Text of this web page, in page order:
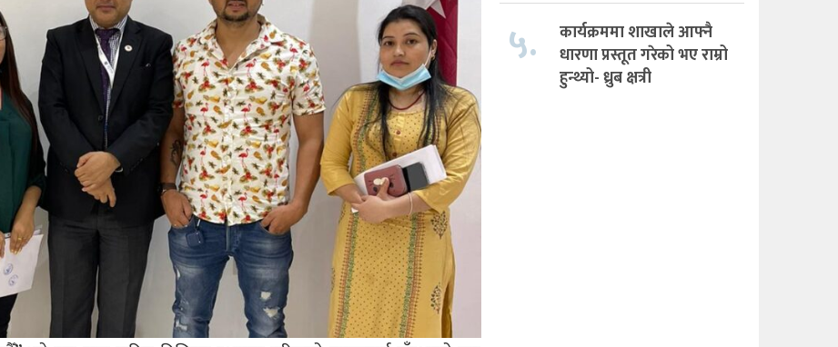
५.
कार्यक्रममा शाखाले आफ्नै
धारणा प्रस्तूत गरेको भए राम्रो
हुन्थ्यो- ध्रुब क्षत्री